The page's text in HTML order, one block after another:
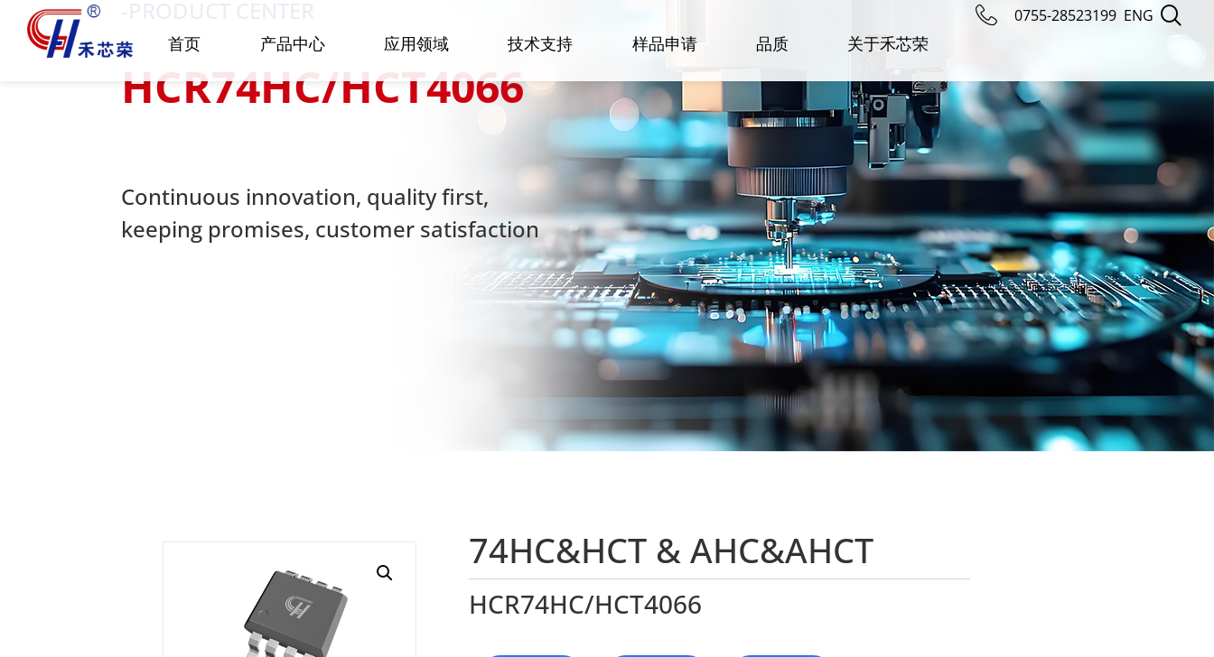
首页 产品中心 应用领域 技术支持 样品申请 品质 关于禾芯荣
0755-28523199 ENG
HCR74HC/HCT4066
Continuous innovation, quality first,
keeping promises, customer satisfaction
74HC&HCT & AHC&AHCT
HCR74HC/HCT4066